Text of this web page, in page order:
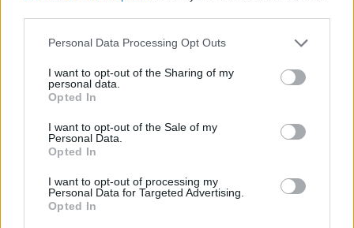
Personal Data Processing Opt Outs
I want to opt-out of the Sharing of my
personal data.
Opted In
I want to opt-out of the Sale of my
Personal Data.
Opted In
I want to opt-out of processing my
Personal Data for Targeted Advertising.
Opted In